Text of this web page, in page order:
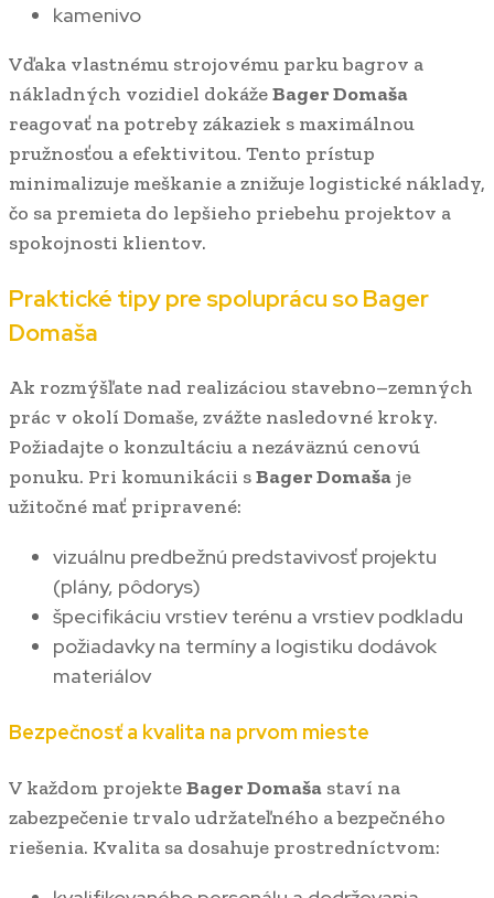
kamenivo
Vďaka vlastnému strojovému parku bagrov a
nákladných vozidiel dokážeBager Domaša
reagovať na potreby zákaziek s maximálnou
pružnosťou a efektivitou. Tento prístup
minimalizuje meškanie a znižuje logistické náklady,
čo sa premieta do lepšieho priebehu projektov a
spokojnosti klientov.
Praktické tipy pre spoluprácu soBager
Domaša
Ak rozmýšľate nad realizáciou stavebno–zemných
prác v okolí Domaše, zvážte nasledovné kroky.
Požiadajte o konzultáciu a nezáväznú cenovú
ponuku. Pri komunikácii sBager Domašaje
užitočné mať pripravené:
vizuálnu predbežnú predstavivosť projektu
(plány, pôdorys)
špecifikáciu vrstiev terénu a vrstiev podkladu
požiadavky na termíny a logistiku dodávok
materiálov
Bezpečnosť a kvalita na prvom mieste
V každom projekteBager Domaša staví na
zabezpečenie trvalo udržateľného a bezpečného
riešenia. Kvalita sa dosahuje prostredníctvom: